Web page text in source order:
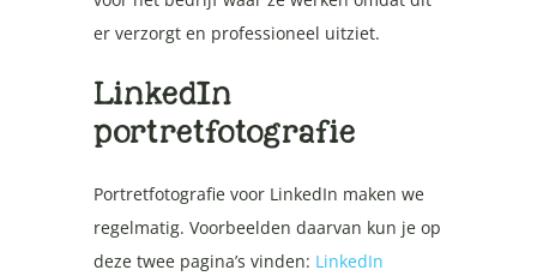
er verzorgt en professioneel uitziet.
LinkedIn
portretfotografie
Portretfotografie voor LinkedIn maken we
regelmatig. Voorbeelden daarvan kun je op
deze twee pagina’s vinden: LinkedIn